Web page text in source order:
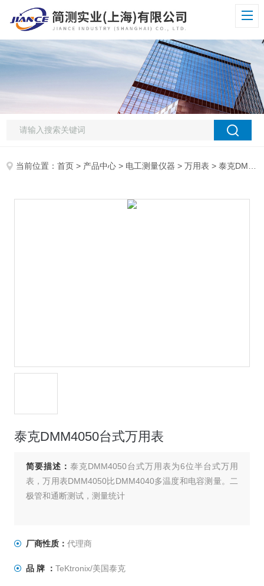
当前位置：首页 > 产品中心 > 电工测量仪器 >万用表 > 泰克DMM4050台式万用表
泰克DMM4050台式万用表
简要描述： 泰克DMM4050台式万用表为6位半台式万用
表，万用表DMM4050比DMM4040多温度和电容测量。二
极管和通断测试，测量统计
厂商性质： 代理商
品 牌 ： TeKtronix/美国泰克